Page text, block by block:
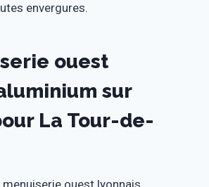
envergures.
ouest
sur
La Tour-de-
ouest lyonnais